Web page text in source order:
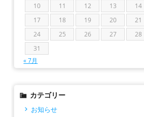
10
11 12 13 14
17
18 19 20 21
24
25 26 27 28
31
« 7月
カテゴリー
お知らせ